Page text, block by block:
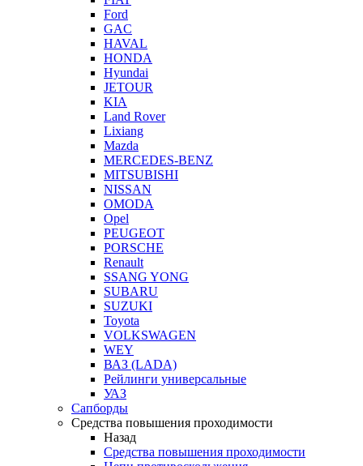
Ford
GAC
HAVAL
HONDA
Hyundai
JETOUR
KIA
Land Rover
Lixiang
Mazda
MERCEDES-BENZ
MITSUBISHI
NISSAN
OMODA
Opel
PEUGEOT
PORSCHE
Renault
SSANG YONG
SUBARU
SUZUKI
Toyota
VOLKSWAGEN
WEY
ВАЗ (LADA)
Рейлинги универсальные
УАЗ
Сапборды
Средства повышения проходимости
Назад
Средства повышения проходимости